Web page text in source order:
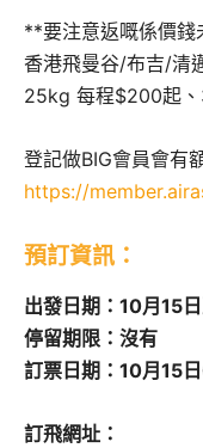
**要注意返嘅係價錢
香港飛曼谷/布吉/清
25kg 每程$200起
登記做BIG會員會有
https://
預訂資訊：
出發日期：10月15
停留期限：沒有
訂票日期：10月15
訂飛網址：